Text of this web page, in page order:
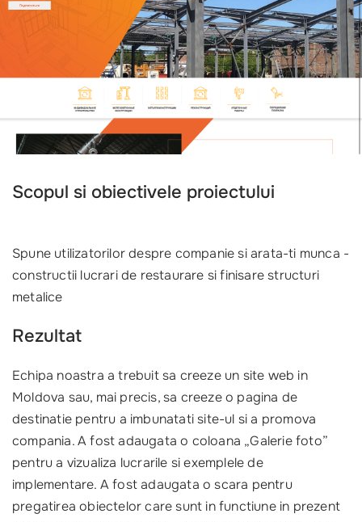
Scopul si obiectivele proiectului
Spune utilizatorilor despre companie si arata-ti munca -
constructii lucrari de restaurare si finisare structuri
metalice
Rezultat
Echipa noastra a trebuit sa creeze un site web in
Moldova sau, mai precis, sa creeze o pagina de
destinatie pentru a imbunatati site-ul si a promova
compania. A fost adaugata o coloana „Galerie foto”
pentru a vizualiza lucrarile si exemplele de
implementare. A fost adaugata o scara pentru
pregatirea obiectelor care sunt in functiune in prezent